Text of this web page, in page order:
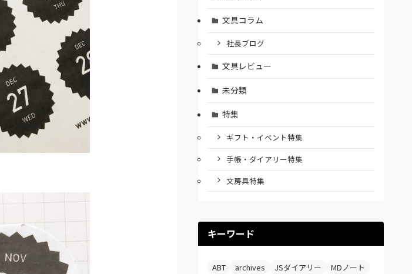
文具コラム
社長ブログ
文具レビュー
未分類
特集
ギフト・イベント特集
手帳・ダイアリー特集
文房具特集
キーワード
ABT archives JSダイアリー
MDノート